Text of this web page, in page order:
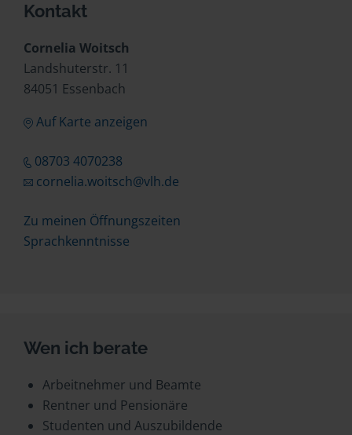
Kontakt
Cornelia Woitsch
Landshuterstr. 11
84051 Essenbach
Auf Karte anzeigen
08703 4070238
cornelia.woitsch@vlh.de
Zu meinen Öffnungszeiten
Sprachkenntnisse
Wen ich berate
Arbeitnehmer und Beamte
Rentner und Pensionäre
Studenten und Auszubildende